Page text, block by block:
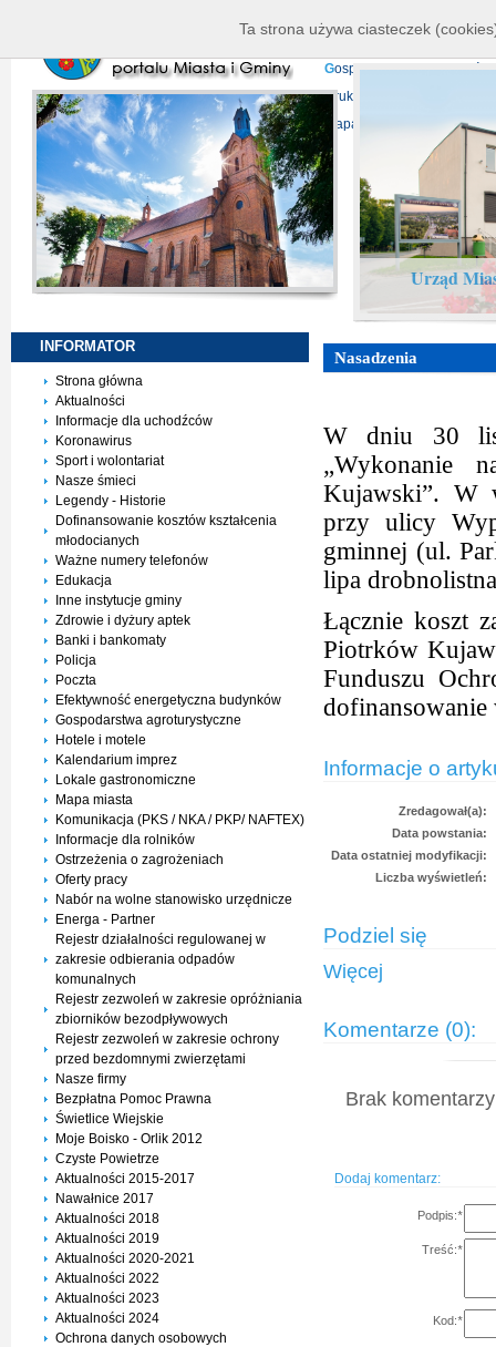
P
rojekty europejskie
Gospodarka
D ruki do pobrania
Mapa serwisu
Urząd
INFORMATOR
Strona główna
Aktualności
Informacje dla uchodźców
Koronawirus
Sport i wolontariat
Nasze śmieci
Legendy - Historie
Dofinansowanie kosztów kształcenia
młodocianych
Ważne numery telefonów
Edukacja
Inne instytucje gminy
Zdrowie i dyżury aptek
Banki i bankomaty
Policja
Poczta
Efektywność energetyczna budynków
Gospodarstwa agroturystyczne
Hotele i motele
Kalendarium imprez
Lokale gastronomiczne
Mapa miasta
Komunikacja (PKS / NKA / PKP/ NAFTEX)
Informacje dla rolników
Ostrzeżenia o zagrożeniach
Oferty pracy
Nabór na wolne stanowisko urzędnicze
Energa - Partner
Rejestr działalności regulowanej w
zakresie odbierania odpadów
komunalnych
Rejestr zezwoleń w zakresie opróżniania
zbiorników bezodpływowych
Rejestr zezwoleń w zakresie ochrony
przed bezdomnymi zwierzętami
Nasze firmy
Bezpłatna Pomoc Prawna
Świetlice Wiejskie
Moje Boisko - Orlik 2012
Czyste Powietrze
Aktualności 2015-2017
Nawałnice 2017
Aktualności 2018
Aktualności 2019
Aktualności 2020-2021
Aktualności 2022
Aktualności 2023
Aktualności 2024
Ochrona danych osobowych
Nasadzenia
W dniu 30
„Wykonanie
Kujawski”. W
przy ulicy
gminnej (ul.
lipa
Łącznie koszt
Piotrków
Funduszu
dofinansowanie
Informacje o
Zredagował(a):
Data powstania:
Data ostatniej modyfikacji:
Liczba wyświetleń:
Podziel się
Więcej
Komentarze (0):
Brak
Dodaj komentarz:
Podpis:*
Treść:*
Kod:*
Ta strona używa ciasteczek